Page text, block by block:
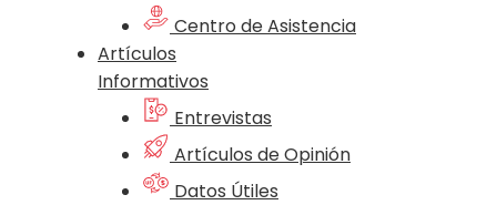
Centro de Asistencia
Artículos
Informativos
Entrevistas
Artículos de Opinión
Datos Útiles